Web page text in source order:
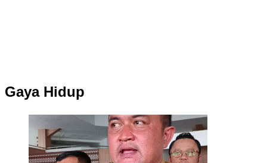
Gaya Hidup